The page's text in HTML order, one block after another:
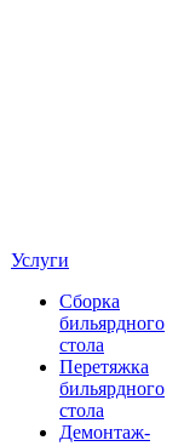
Услуги
Сборка
бильярдного
стола
Перетяжка
бильярдного
стола
Демонтаж-